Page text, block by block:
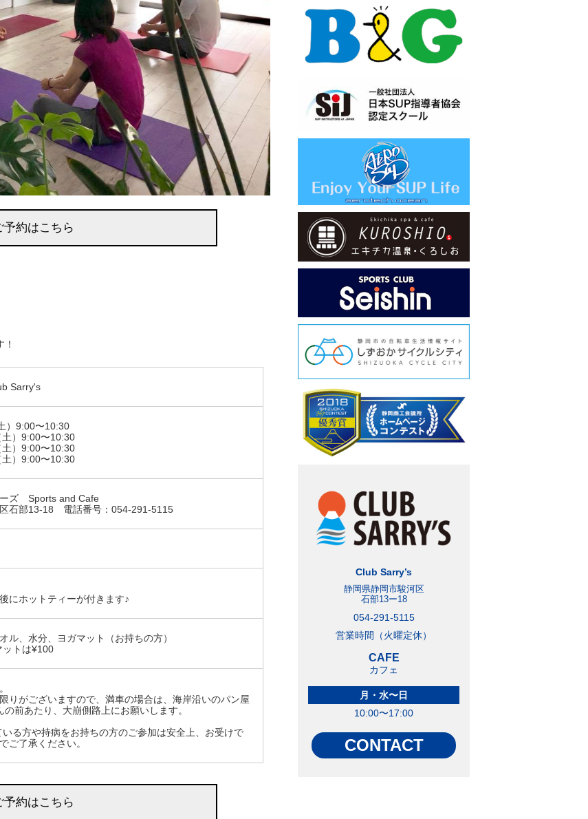
予約はこちら
Sarry's
）9:00〜10:30
）9:00〜10:30
）9:00〜10:30
）9:00〜10:30
ズ Sports and Cafe
石部13-18 電話番号：054-291-5115
にホットティーが付きます♪
ル、水分、ヨガマット（お持ちの方）
ットは¥100
りがございますので、満車の場合は、海岸沿いのパン屋
の前あたり、大崩側路上にお願いします。
いる方や持病をお持ちの方のご参加は安全上、お受けで
ご了承ください。
予約はこちら
Club Sarry’s
静岡県静岡市駿河区
石部13ー18
054-291-5115
営業時間（火曜定休）
CAFE
カフェ
月・水〜日
10:00〜17:00
CONTACT